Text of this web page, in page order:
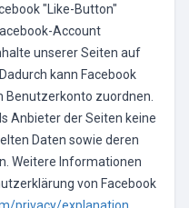
"Like-Button"
Account
unserer Seiten auf
kann Facebook
Benutzerkonto zuordnen.
Anbieter der Seiten keine
Daten sowie deren
Weitere Informationen
von Facebook
privacy/explanation